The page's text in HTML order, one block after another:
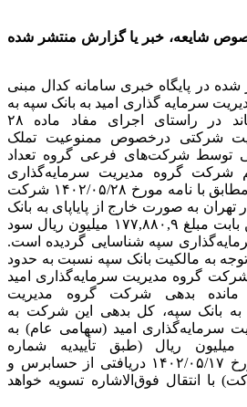
شایعه، خبر یا گزارش منتشر شده
در پایگاه خبری سامانه کدال مبنی
سرمایه گذاری امید به بانک سپه به
استحضار می رساند در راستای اجرای مفاد ماده ۲۸
شرکتی درخصوص ممنوعیت تملک
توسط شرکت‌های فرعی گروه تعداد
سهم شرکت گروه مدیریت سرمایه‌گذاری
امید (سهامی عام) مطابق با نامه مورخ ۱۴۰۲/۰۵/۲۸ شرکت
تهران به صورت خارج از پایاپای به بانک
سپه واگذار و از این بابت مبلغ ۱۷۷,۸۸۰,۹ میلیون ریال سود
سپه شناسایی گردیده است.
به مالکیت بانک سپه نسبت به حدود
شرکت گروه مدیریت سرمایه‌گذاری امید
بدهی شرکت گروه مدیریت
به بانک سپه، کل بدهی این شرکت به
سرمایه‌گذاری امید (سهامی عام) به
۳۱۹,۴۹۳,۱۲ میلیون ریال (طبق تأییدیه شماره
۰۲/۵۴۷/۰۲/۴۹۵ مورخ ۱۴۰۲/۰۵/۱۷ دریافتی از حسابرس و
با انتقال فوق‌الاشاره تسویه خواهد